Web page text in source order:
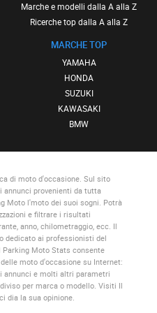
Marche e modelli dalla A alla Z
Ricerche top dalla A alla Z
MARCHE TOP
YAMAHA
HONDA
SUZUKI
KAWASAKI
BMW
di moto d'occasione. Sul sito
annunci provenienti da tutta
Motol'moto dei suoi sogni. Potrà
e filtrare i risultati
anno, chilometraggio, ecc. Il
dedicato ai professionisti del
Parking Moto Stats consente
moto d'occasione su Internet:
annunci e molti altri parametri
per marca o modello. Visiti Il
dia la sua opinione.